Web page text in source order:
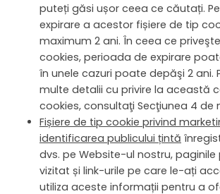
puteți găsi ușor ceea ce căutați.
expirare a acestor fișiere de tip
maximum 2 ani. În ceea ce
cookies, perioada de expirare
în unele cazuri poate depăşi 2 ani.
multe detalii cu privire la această
cookies, consultaţi Secţiunea 4 de
Fișiere de tip cookie privind
identificarea publicului țintă
dvs. pe Website-ul nostru,
vizitat și link-urile pe care le-ați
utiliza aceste informații pentru a